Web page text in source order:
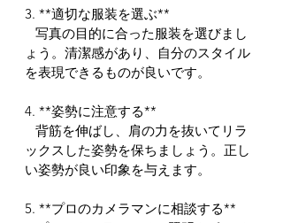
3. **適切な服装を選ぶ**
ょう。清潔感があり、自分のスタイル
を表現できるものが良いです。
4. **姿勢に注意する**
ックスした姿勢を保ちましょう。正し
い姿勢が良い印象を与えます。
5. **プロのカメラマンに相談する**